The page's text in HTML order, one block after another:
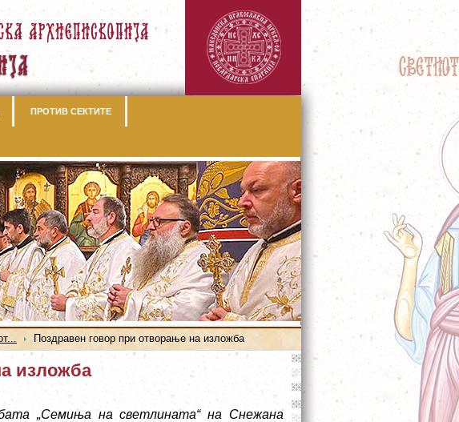
ПРОТИВ СЕКТИТЕ
Поздравен говор при отворање на изложба
изложба
„Семиња на светлината“ на Снежана